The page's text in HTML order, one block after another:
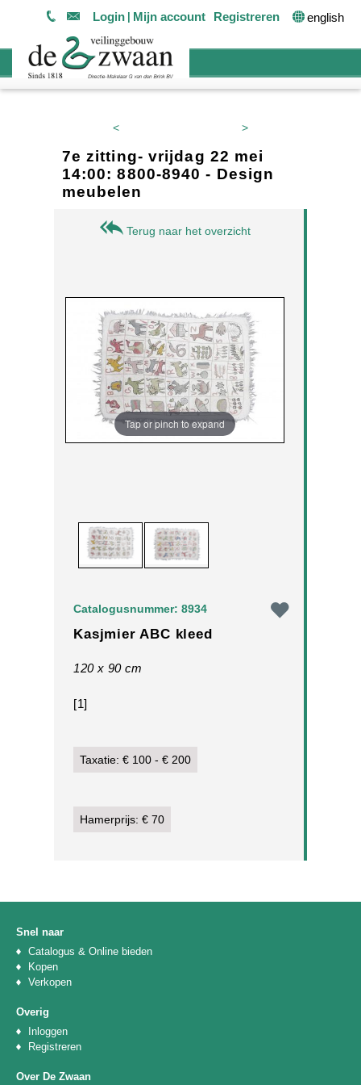
Login Mijn account Registreren english
< >
7e zitting- vrijdag 22 mei
14:00: 8800-8940 - Design
meubelen
Terug naar het overzicht
Tap or pinch to expand
Catalogusnummer: 8934
Kasjmier ABC kleed
120 x 90 cm
[1]
Taxatie: € 100 - € 200
Hamerprijs: € 70
Snel naar
Catalogus & Online bieden
Kopen
Verkopen
Overig
Inloggen
Registreren
Over De Zwaan